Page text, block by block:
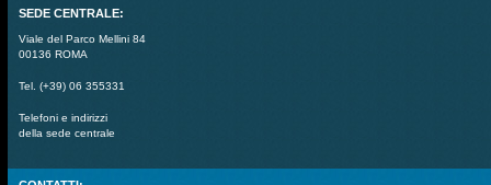
SEDE CENTRALE:
Viale del Parco Mellini 84
00136 ROMA
Tel. (+39) 06 355331
Telefoni e indirizzi
della sede centrale